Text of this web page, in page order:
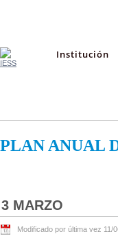
Institución
PLAN ANUAL
3 MARZO
Modificado por última vez 11/